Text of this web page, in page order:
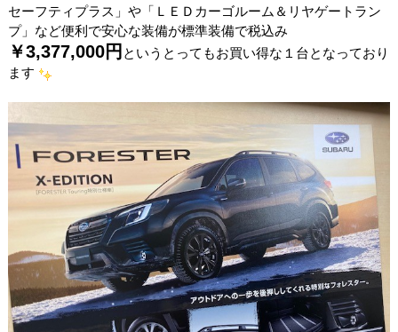
セーフティプラス」や「ＬＥＤカーゴルーム＆リヤゲートラン
プ」など便利で安心な装備が標準装備で税込み
￥3,377,000円 というとってもお買い得な１台となっており
ます